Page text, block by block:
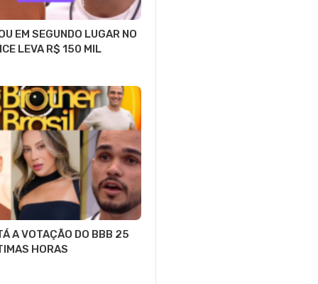
EM SEGUNDO LUGAR NO
LEVA R$ 150 MIL
A VOTAÇÃO DO BBB 25
HORAS